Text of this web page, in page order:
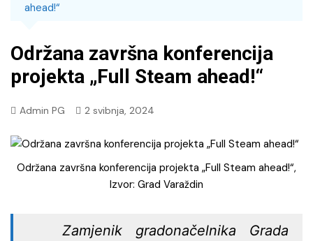
ahead!“
Održana završna konferencija
projekta „Full Steam ahead!“
Admin PG 2 svibnja, 2024
Održana završna konferencija projekta „Full Steam ahead!“,
Izvor: Grad Varaždin
Zamjenik gradonačelnika Grada